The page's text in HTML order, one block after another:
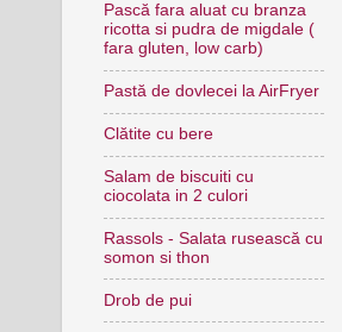
Pască fara aluat cu branza
ricotta si pudra de migdale (
fara gluten, low carb)
Pastă de dovlecei la AirFryer
Clătite cu bere
Salam de biscuiti cu
ciocolata in 2 culori
Rassols - Salata rusească cu
somon si thon
Drob de pui